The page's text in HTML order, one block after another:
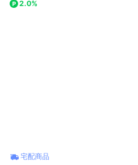
2.0%
宅配商品